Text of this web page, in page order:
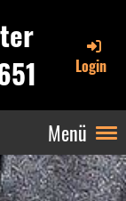
Login
Menü